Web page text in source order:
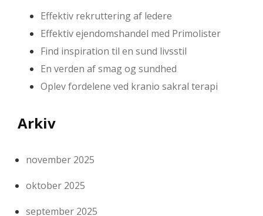
Effektiv rekruttering af ledere
Effektiv ejendomshandel med Primolister
Find inspiration til en sund livsstil
En verden af smag og sundhed
Oplev fordelene ved kranio sakral terapi
Arkiv
november 2025
oktober 2025
september 2025